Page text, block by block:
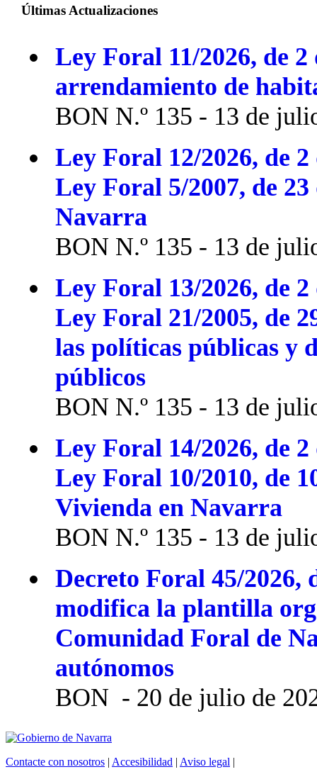
Últimas Actualizaciones
Ley Foral 11/2026, de
arrendamiento de
BON N.º 135 - 13 de
Ley Foral 12/2026, de
Ley Foral 5/2007, de
Navarra
BON N.º 135 - 13 de
Ley Foral 13/2026, de
Ley Foral 21/2005, de
las políticas públicas y
públicos
BON N.º 135 - 13 de
Ley Foral 14/2026, de
Ley Foral 10/2010, de
Vivienda en Navarra
BON N.º 135 - 13 de
Decreto Foral 45/2026,
modifica la plantilla
Comunidad Foral de
autónomos
BON - 20 de julio de
Contacte con nosotros | Accesibilidad | Aviso legal |